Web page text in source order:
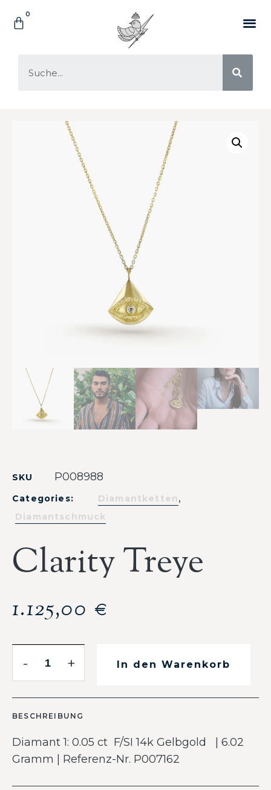
SKU P008988
Categories: Diamantketten,
Diamantschmuck
Clarity Treye
1.125,00 €
- + In den Warenkorb
BESCHREIBUNG
Diamant 1: 0.05 ct F/SI 14k Gelbgold | 6.02
Gramm | Referenz-Nr. P007162